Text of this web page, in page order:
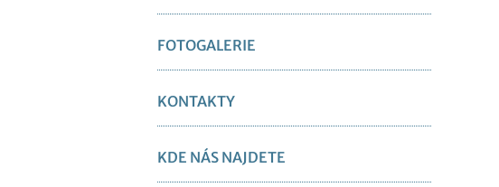
FOTOGALERIE
KONTAKTY
KDE NÁS NAJDETE